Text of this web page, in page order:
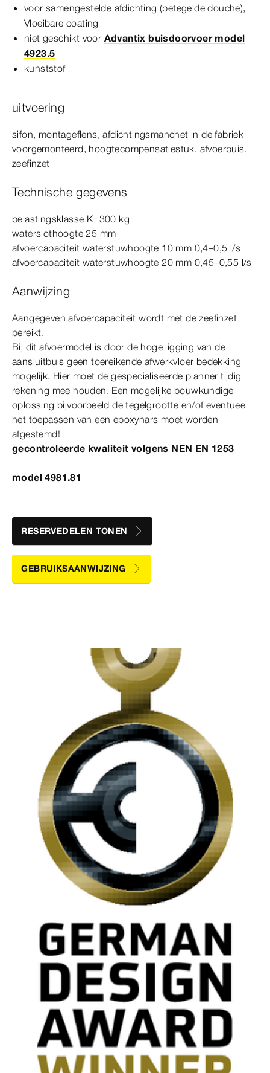
voor samengestelde afdichting (betegelde douche),
Vloeibare coating
niet geschikt voor Advantix buisdoorvoer model
4923.5
kunststof
uitvoering
sifon, montageflens, afdichtingsmanchet in de fabriek
voorgemonteerd, hoogtecompensatiestuk, afvoerbuis,
zeefinzet
Technische gegevens
belastingsklasse K=300 kg
waterslothoogte 25 mm
afvoercapaciteit waterstuwhoogte 10 mm 0,4–0,5 l/s
afvoercapaciteit waterstuwhoogte 20 mm 0,45–0,55 l/s
Aanwijzing
Aangegeven afvoercapaciteit wordt met de zeefinzet
bereikt.
Bij dit afvoermodel is door de hoge ligging van de
aansluitbuis geen toereikende afwerkvloer bedekking
mogelijk. Hier moet de gespecialiseerde planner tijdig
rekening mee houden. Een mogelijke bouwkundige
oplossing bijvoorbeeld de tegelgrootte en/of eventueel
het toepassen van een epoxyhars moet worden
afgestemd!
gecontroleerde kwaliteit volgens NEN EN 1253
model 4981.81
RESERVEDELEN TONEN
GEBRUIKSAANWIJZING